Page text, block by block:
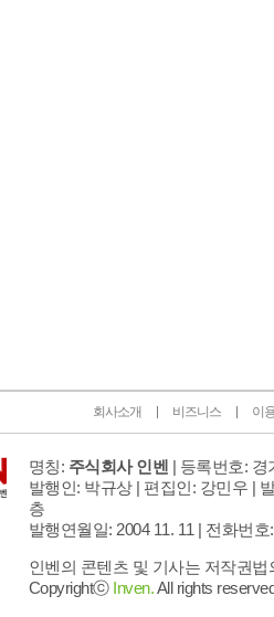
회사소개 비즈니스 이
명칭: 주식회사 인벤 | 등록번호: 경
발행인: 박규상 | 편집인: 강민우 |
층
발행연월일: 2004 11. 11 | 전화번호
인벤의 콘텐츠 및 기사는 저작권
Copyrightⓒ Inven.All rights